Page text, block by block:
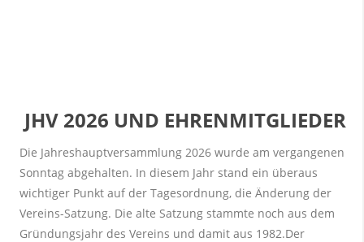
JHV 2026 UND EHRENMITGLIEDER
Die Jahreshauptversammlung 2026 wurde am vergangenen
Sonntag abgehalten. In diesem Jahr stand ein überaus
wichtiger Punkt auf der Tagesordnung, die Änderung der
Vereins-Satzung. Die alte Satzung stammte noch aus dem
Gründungsjahr des Vereins und damit aus 1982.Der